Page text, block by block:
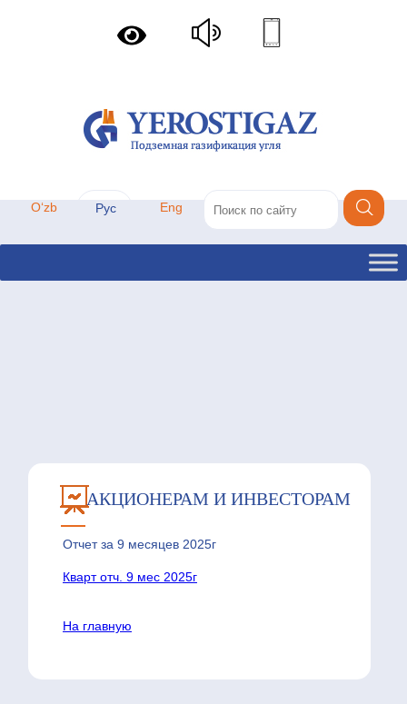
Oʻzb Рус Eng
АКЦИОНЕРАМ И ИНВЕСТОРАМ
Отчет за 9 месяцев 2025г
Кварт отч. 9 мес 2025г
На главную